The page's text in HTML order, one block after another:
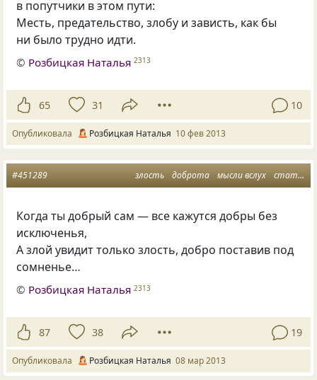
в попутчики в этом пути:
Месть, предательство, злобу и зависть, как бы
ни было трудно идти.
© Розбицкая Наталья 2313
65 31 10
Опубликовала Розбицкая Наталья 10 фев 2013
злость доброта мысли вслух статус
#451289
Когда ты добрый сам — все кажутся добры без
исключенья,
А злой увидит только злость, добро поставив под
сомненье…
© Розбицкая Наталья 2313
87 38 19
Опубликовала Розбицкая Наталья 08 мар 2013